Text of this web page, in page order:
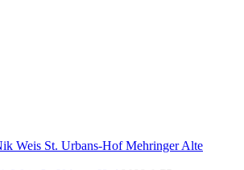
Weis St. Urbans-Hof Mehringer Alte